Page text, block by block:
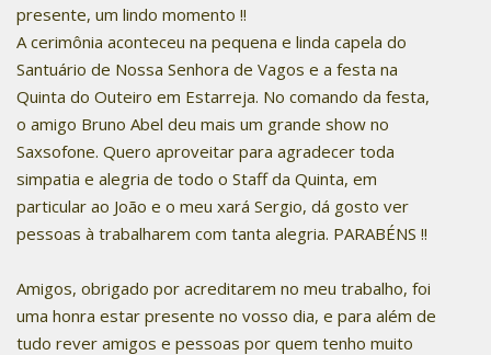
presente, um lindo momento !!
A cerimônia aconteceu na pequena e linda capela do
Santuário de Nossa Senhora de Vagos e a festa na
Quinta do Outeiro em Estarreja. No comando da festa,
o amigo Bruno Abel deu mais um grande show no
Saxsofone. Quero aproveitar para agradecer toda
simpatia e alegria de todo o Staff da Quinta, em
particular ao João e o meu xará Sergio, dá gosto ver
pessoas à trabalharem com tanta alegria. PARABÉNS !!
Amigos, obrigado por acreditarem no meu trabalho, foi
uma honra estar presente no vosso dia, e para além de
tudo rever amigos e pessoas por quem tenho muito